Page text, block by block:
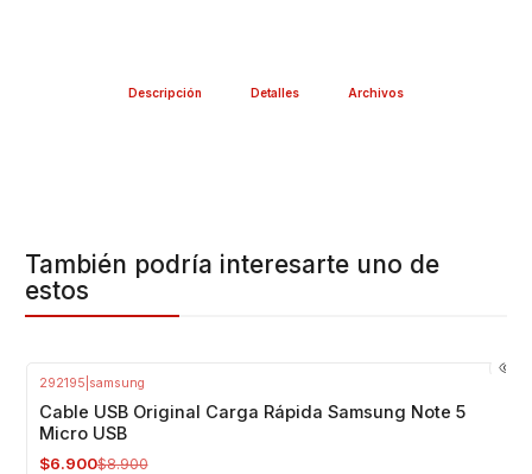
Descripción Detalles Archivos
También podría interesarte uno de
estos
292195 samsung
Cable USB Original Carga Rápida Samsung Note 5
Micro USB
$6.900$8.900